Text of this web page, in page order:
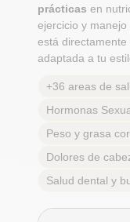
prácticasen
ejercicio y manejo
está directamente
adaptada a tu
+36 areas de
Hormonas
Peso y grasa
Dolores de
Salud dental y